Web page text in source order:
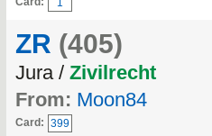
1
ZR (405)
Jura / Zivilrecht
From: Moon84
Card: 399